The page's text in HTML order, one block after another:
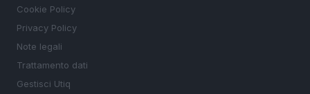
Cookie Policy
Privacy Policy
Note legali
Trattamento dati
Gestisci Utiq